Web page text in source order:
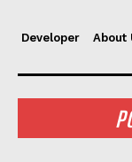
Developer About